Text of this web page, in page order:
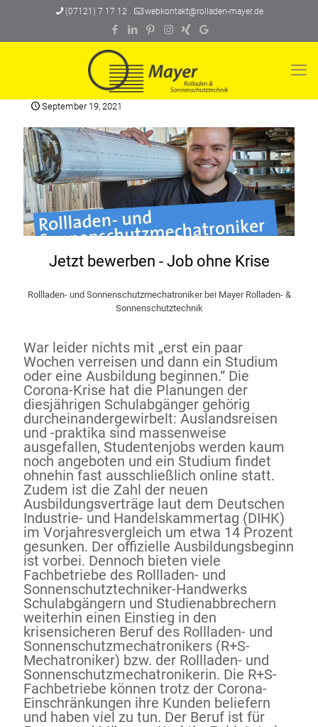
(07121) 7 17 12 webkontakt@rolladen-mayer.de
September 19, 2021
Jetzt bewerben - Job ohne Krise
Rollladen- und Sonnenschutzmechatroniker bei Mayer Rolladen- &
Sonnenschutztechnik
War leider nichts mit „erst ein paar
Wochen verreisen und dann ein Studium
oder eine Ausbildung beginnen.“ Die
Corona-Krise hat die Planungen der
diesjährigen Schulabgänger gehörig
durcheinandergewirbelt: Auslandsreisen
und -praktika sind massenweise
ausgefallen, Studentenjobs werden kaum
noch angeboten und ein Studium findet
ohnehin fast ausschließlich online statt.
Zudem ist die Zahl der neuen
Ausbildungsverträge laut dem Deutschen
Industrie- und Handelskammertag (DIHK)
im Vorjahresvergleich um etwa 14 Prozent
gesunken. Der offizielle Ausbildungsbeginn
ist vorbei. Dennoch bieten viele
Fachbetriebe des Rollladen- und
Sonnenschutztechniker-Handwerks
Schulabgängern und Studienabbrechern
weiterhin einen Einstieg in den
krisensicheren Beruf des Rollladen- und
Sonnenschutzmechatronikers (R+S-
Mechatroniker) bzw. der Rollladen- und
Sonnenschutzmechatronikerin. Die R+S-
Fachbetriebe können trotz der Corona-
Einschränkungen ihre Kunden beliefern
und haben viel zu tun. Der Beruf ist für